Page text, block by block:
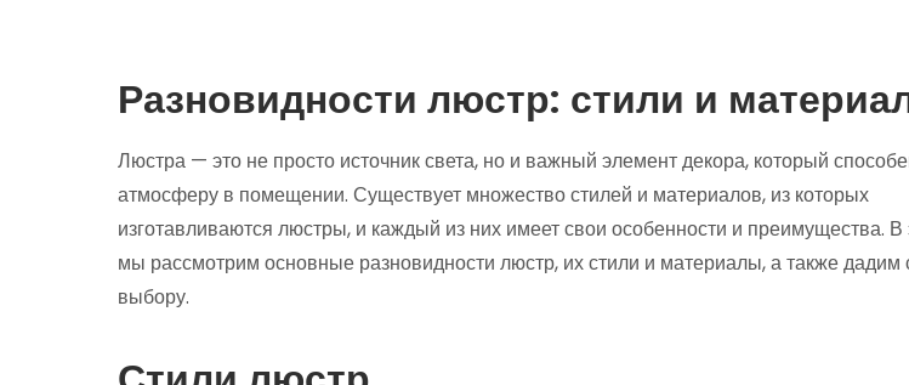
Разновидности люстр: стили и
Люстра — это не просто источник света, но и важный элемент декора, который
атмосферу в помещении. Существует множество стилей и материалов, из которых
изготавливаются люстры, и каждый из них имеет свои особенности и преимущества. В
мы рассмотрим основные разновидности люстр, их стили и материалы, а также дадим
выбору.